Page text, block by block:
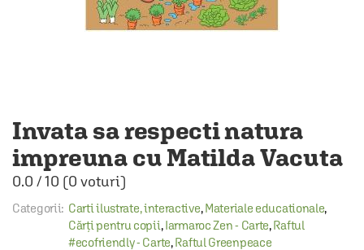
Invata sa respecti natura
impreuna cu Matilda Vacuta
0.0 /10 (0 voturi)
Categorii: Carti ilustrate, interactive,Materiale educationale,
Cărți pentru copii,Iarmaroc Zen - Carte,Raftul
#ecofriendly - Carte,Raftul Greenpeace